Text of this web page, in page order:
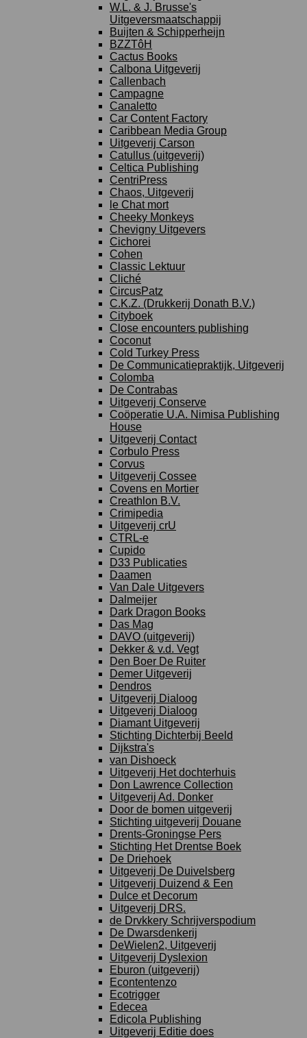
W.L. & J. Brusse's
Uitgeversmaatschappij
Buijten & Schipperheijn
BZZTôH
Cactus Books
Calbona Uitgeverij
Callenbach
Campagne
Canaletto
Car Content Factory
Caribbean Media Group
Uitgeverij Carson
Catullus (uitgeverij)
Celtica Publishing
CentriPress
Chaos, Uitgeverij
le Chat mort
Cheeky Monkeys
Chevigny Uitgevers
Cichorei
Cohen
Classic Lektuur
Cliché
CircusPatz
C.K.Z. (Drukkerij Donath B.V.)
Cityboek
Close encounters publishing
Coconut
Cold Turkey Press
De Communicatiepraktijk, Uitgeverij
Colomba
De Contrabas
Uitgeverij Conserve
Coöperatie U.A. Nimisa Publishing
House
Uitgeverij Contact
Corbulo Press
Corvus
Uitgeverij Cossee
Covens en Mortier
Creathlon B.V.
Crimipedia
Uitgeverij crU
CTRL-e
Cupido
D33 Publicaties
Daamen
Van Dale Uitgevers
Dalmeijer
Dark Dragon Books
Das Mag
DAVO (uitgeverij)
Dekker & v.d. Vegt
Den Boer De Ruiter
Demer Uitgeverij
Dendros
Uitgeverij Dialoog
Uitgeverij Dialoog
Diamant Uitgeverij
Stichting Dichterbij Beeld
Dijkstra's
van Dishoeck
Uitgeverij Het dochterhuis
Don Lawrence Collection
Uitgeverij Ad. Donker
Door de bomen uitgeverij
Stichting uitgeverij Douane
Drents-Groningse Pers
Stichting Het Drentse Boek
De Driehoek
Uitgeverij De Duivelsberg
Uitgeverij Duizend & Een
Dulce et Decorum
Uitgeverij DRS.
de Drvkkery Schrijverspodium
De Dwarsdenkerij
DeWielen2, Uitgeverij
Uitgeverij Dyslexion
Eburon (uitgeverij)
Econtentenzo
Ecotrigger
Edecea
Edicola Publishing
Uitgeverij Editie does